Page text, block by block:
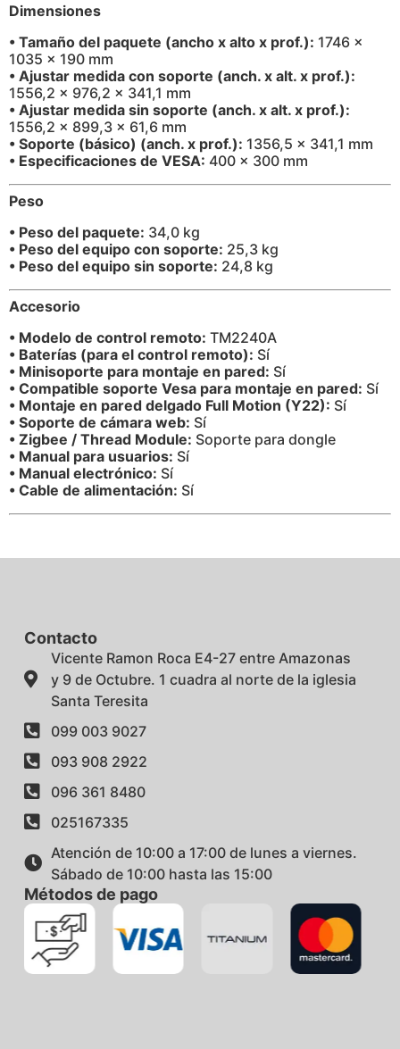
Dimensiones
• Tamaño del paquete (ancho x alto x prof.): 1746 x
1035 x 190 mm
• Ajustar medida con soporte (anch. x alt. x prof.):
1556,2 x 976,2 x 341,1 mm
• Ajustar medida sin soporte (anch. x alt. x prof.):
1556,2 x 899,3 x 61,6 mm
• Soporte (básico) (anch. x prof.): 1356,5 x 341,1 mm
• Especificaciones de VESA: 400 x 300 mm
Peso
• Peso del paquete: 34,0 kg
• Peso del equipo con soporte: 25,3 kg
• Peso del equipo sin soporte: 24,8 kg
Accesorio
• Modelo de control remoto: TM2240A
• Baterías (para el control remoto): Sí
• Minisoporte para montaje en pared: Sí
• Compatible soporte Vesa para montaje en pared: Sí
• Montaje en pared delgado Full Motion (Y22): Sí
• Soporte de cámara web: Sí
• Zigbee / Thread Module: Soporte para dongle
• Manual para usuarios: Sí
• Manual electrónico: Sí
• Cable de alimentación: Sí
Contacto
Vicente Ramon Roca E4-27 entre Amazonas
y 9 de Octubre. 1 cuadra al norte de la iglesia
Santa Teresita
099 003 9027
093 908 2922
096 361 8480
025167335
Atención de 10:00 a 17:00 de lunes a viernes.
Sábado de 10:00 hasta las 15:00
Métodos de pago